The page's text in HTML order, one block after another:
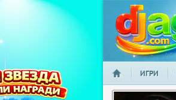
djagi.com
НАЧАЛО
ИГРИ